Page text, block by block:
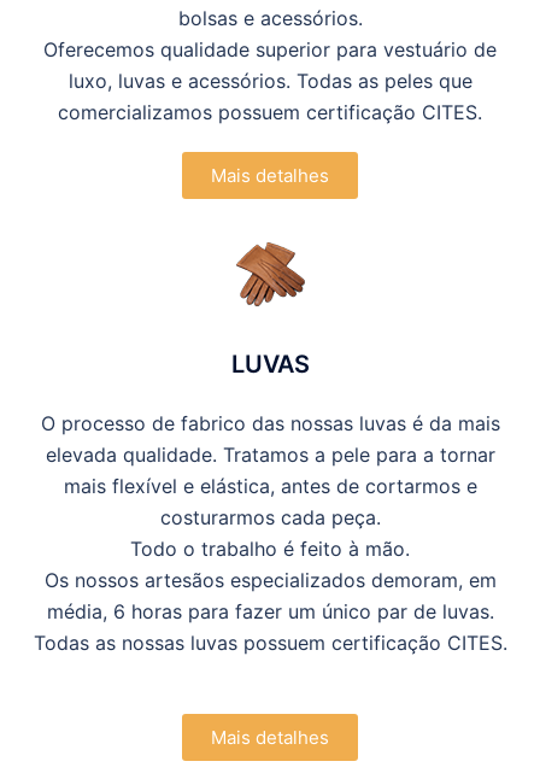
bolsas e acessórios.
Oferecemos qualidade superior para vestuário de
luxo, luvas e acessórios. Todas as peles que
comercializamos possuem certificação CITES.
Mais detalhes
LUVAS
O processo de fabrico das nossas luvas é da mais
elevada qualidade. Tratamos a pele para a tornar
mais flexível e elástica, antes de cortarmos e
costurarmos cada peça.
Todo o trabalho é feito à mão.
Os nossos artesãos especializados demoram, em
média, 6 horas para fazer um único par de luvas.
Todas as nossas luvas possuem certificação CITES.
Mais detalhes